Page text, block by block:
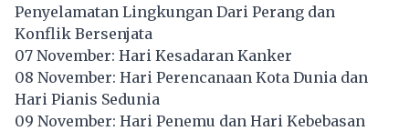
Penyelamatan Lingkungan Dari Perang dan
Konflik Bersenjata
07 November: Hari Kesadaran Kanker
08 November: Hari Perencanaan Kota Dunia dan
Hari Pianis Sedunia
09 November: Hari Penemu dan Hari Kebebasan